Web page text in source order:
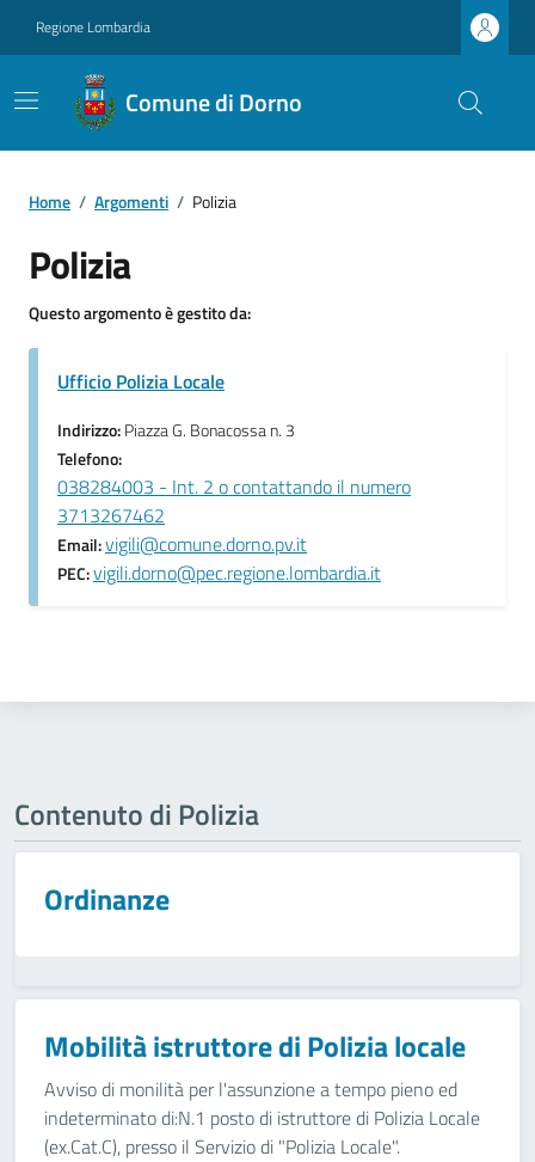
Regione Lombardia
Comune di Dorno
Home / Argomenti / Polizia
Polizia
Questo argomento è gestito da:
Ufficio Polizia Locale
Indirizzo:Piazza G. Bonacossa n. 3
Telefono:
038284003 - Int. 2 o contattando il numero
3713267462
Email:vigili@comune.dorno.pv.it
PEC:vigili.dorno@pec.regione.lombardia.it
Contenuto di Polizia
Ordinanze
Mobilità istruttore di Polizia locale
Avviso di monilità per l'assunzione a tempo pieno ed
indeterminato di:N.1 posto di istruttore di Polizia Locale
(ex.Cat.C), presso il Servizio di "Polizia Locale".